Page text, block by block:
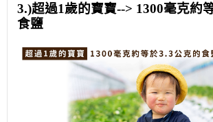
3.)超過1歲的寶寶--> 1300毫克約
食鹽